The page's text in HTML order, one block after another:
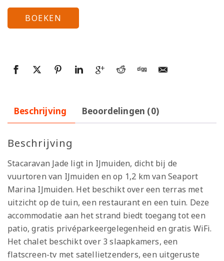
BOEKEN
Beschrijving Beoordelingen (0)
Beschrijving
Stacaravan Jade ligt in IJmuiden, dicht bij de
vuurtoren van IJmuiden en op 1,2 km van Seaport
Marina IJmuiden. Het beschikt over een terras met
uitzicht op de tuin, een restaurant en een tuin. Deze
accommodatie aan het strand biedt toegang tot een
patio, gratis privéparkeergelegenheid en gratis WiFi.
Het chalet beschikt over 3 slaapkamers, een
flatscreen-tv met satellietzenders, een uitgeruste